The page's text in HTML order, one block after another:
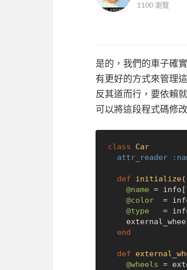
1100 瀏覽
是的，我們的車子確
有更好的方式來管理
反其道而行，要依賴
可以將這段程式碼修
class
Car
attr_reader
def initialize(
@name = info[
@color
=
@type
=
end
def
@wheels =